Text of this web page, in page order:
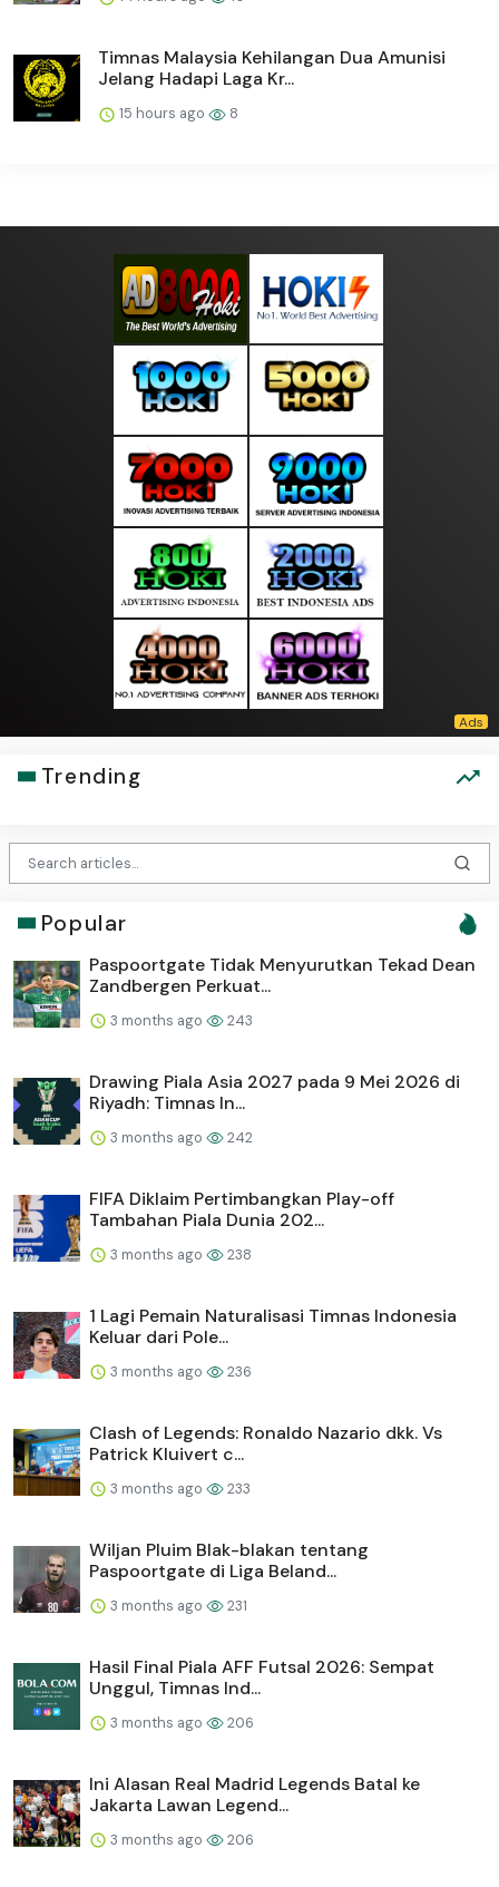
Timnas Malaysia Kehilangan Dua Amunisi
Jelang Hadapi Laga Kr...
15 hours ago 8
Trending
Popular
Paspoortgate Tidak Menyurutkan Tekad Dean
Zandbergen Perkuat...
3 months ago 243
Drawing Piala Asia 2027 pada 9 Mei 2026 di
Riyadh: Timnas In...
3 months ago 242
FIFA Diklaim Pertimbangkan Play-off
Tambahan Piala Dunia 202...
3 months ago 238
1 Lagi Pemain Naturalisasi Timnas Indonesia
Keluar dari Pole...
3 months ago 236
Clash of Legends: Ronaldo Nazario dkk. Vs
Patrick Kluivert c...
3 months ago 233
Wiljan Pluim Blak-blakan tentang
Paspoortgate di Liga Beland...
3 months ago 231
Hasil Final Piala AFF Futsal 2026: Sempat
Unggul, Timnas Ind...
3 months ago 206
Ini Alasan Real Madrid Legends Batal ke
Jakarta Lawan Legend...
3 months ago 206